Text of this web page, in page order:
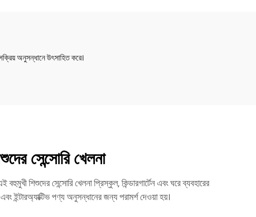
অনুসন্ধানে উৎসাহিত করে।
সেন্সোরি খেলনা
শিশুদের সেন্সোরি খেলনা প্রিস্কুল, কিন্ডারগার্টেন এবং ঘরে ব্যবহারের
ইন্টারঅ্যাক্টিভ পণ্য অনুসন্ধানের জন্য পরামর্শ দেওয়া হয়।